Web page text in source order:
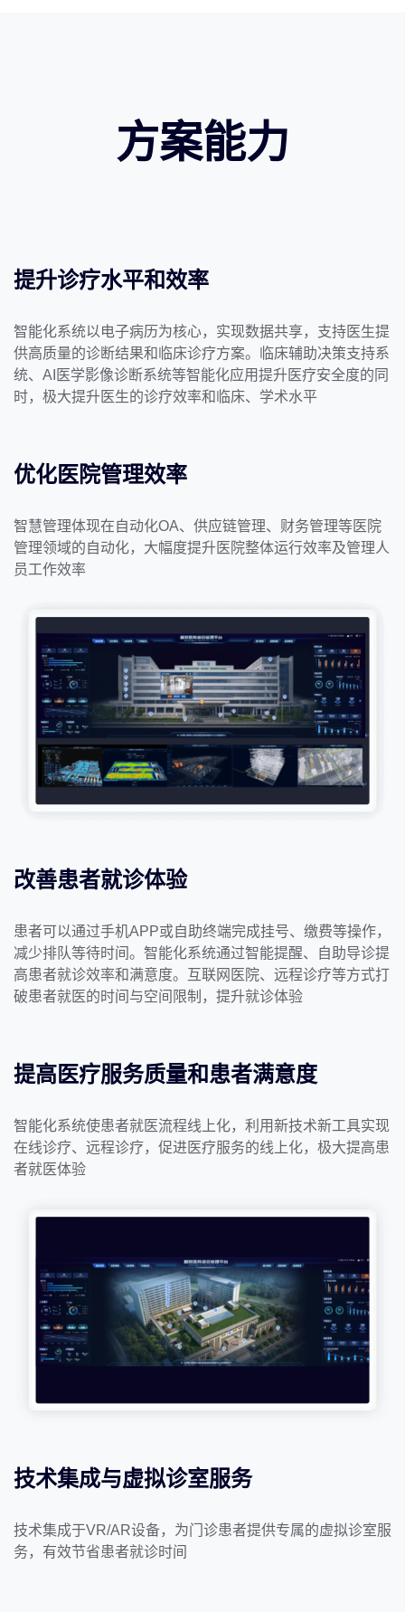
方案能力
提升诊疗水平和效率
智能化系统以电子病历为核心，实现数据共享，支持医生提
供高质量的诊断结果和临床诊疗方案。临床辅助决策支持系
统、AI医学影像诊断系统等智能化应用提升医疗安全度的同
时，极大提升医生的诊疗效率和临床、学术水平
优化医院管理效率
智慧管理体现在自动化OA、供应链管理、财务管理等医院
管理领域的自动化，大幅度提升医院整体运行效率及管理人
员工作效率
改善患者就诊体验
患者可以通过手机APP或自助终端完成挂号、缴费等操作，
减少排队等待时间。智能化系统通过智能提醒、自助导诊提
高患者就诊效率和满意度。互联网医院、远程诊疗等方式打
破患者就医的时间与空间限制，提升就诊体验
提高医疗服务质量和患者满意度
智能化系统使患者就医流程线上化，利用新技术新工具实现
在线诊疗、远程诊疗，促进医疗服务的线上化，极大提高患
者就医体验
技术集成与虚拟诊室服务
技术集成于VR/AR设备，为门诊患者提供专属的虚拟诊室服
务，有效节省患者就诊时间